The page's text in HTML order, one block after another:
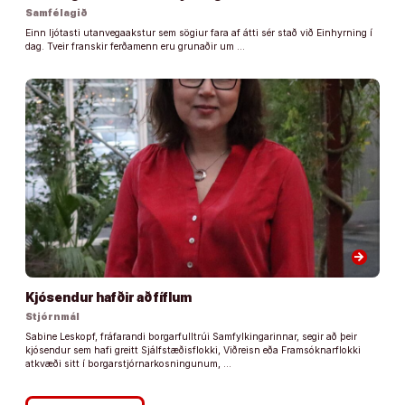
Samfélagið
Einn ljótasti utanvegaakstur sem sögiur fara af átti sér stað við Einhyrning í
dag. Tveir franskir ferðamenn eru grunaðir um …
arrow_forward
Kjósendur hafðir að fíflum
Stjórnmál
Sabine Leskopf, fráfarandi borgarfulltrúi Samfylkingarinnar, segir að þeir
kjósendur sem hafi greitt Sjálfstæðisflokki, Viðreisn eða Framsóknarflokki
atkvæði sitt í borgarstjórnarkosningunum, …